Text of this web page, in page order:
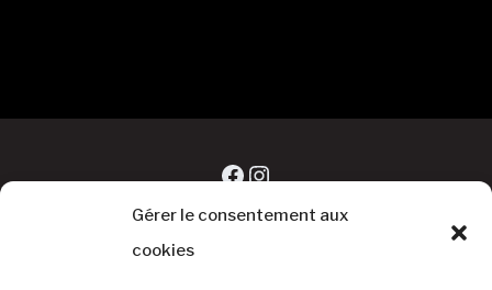
Gérer le consentement aux
cookies
Facebook
Instagram